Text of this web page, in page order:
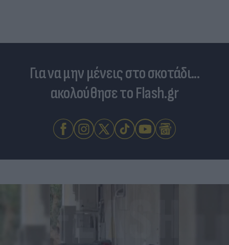
Για να μην μένεις στο σκοτάδι...
ακολούθησε το Flash.gr